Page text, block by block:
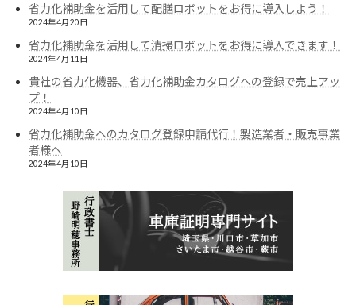
省力化補助金を活用して配膳ロボットをお得に導入しよう！
2024年4月20日
省力化補助金を活用して清掃ロボットをお得に導入できます！
2024年4月11日
貴社の省力化機器、省力化補助金カタログへの登録で売上アッ
プ！
2024年4月10日
省力化補助金へのカタログ登録申請代行！製造業者・販売事業
者様へ
2024年4月10日